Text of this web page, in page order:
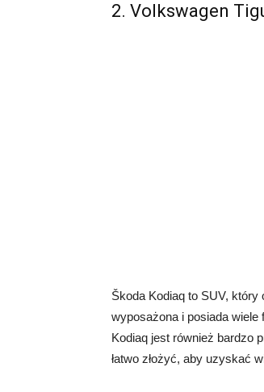
2. Volkswagen
Škoda Kodiaq to SUV,
wyposażona i posiada
Kodiaq jest również bardzo
łatwo złożyć, aby uzyskać